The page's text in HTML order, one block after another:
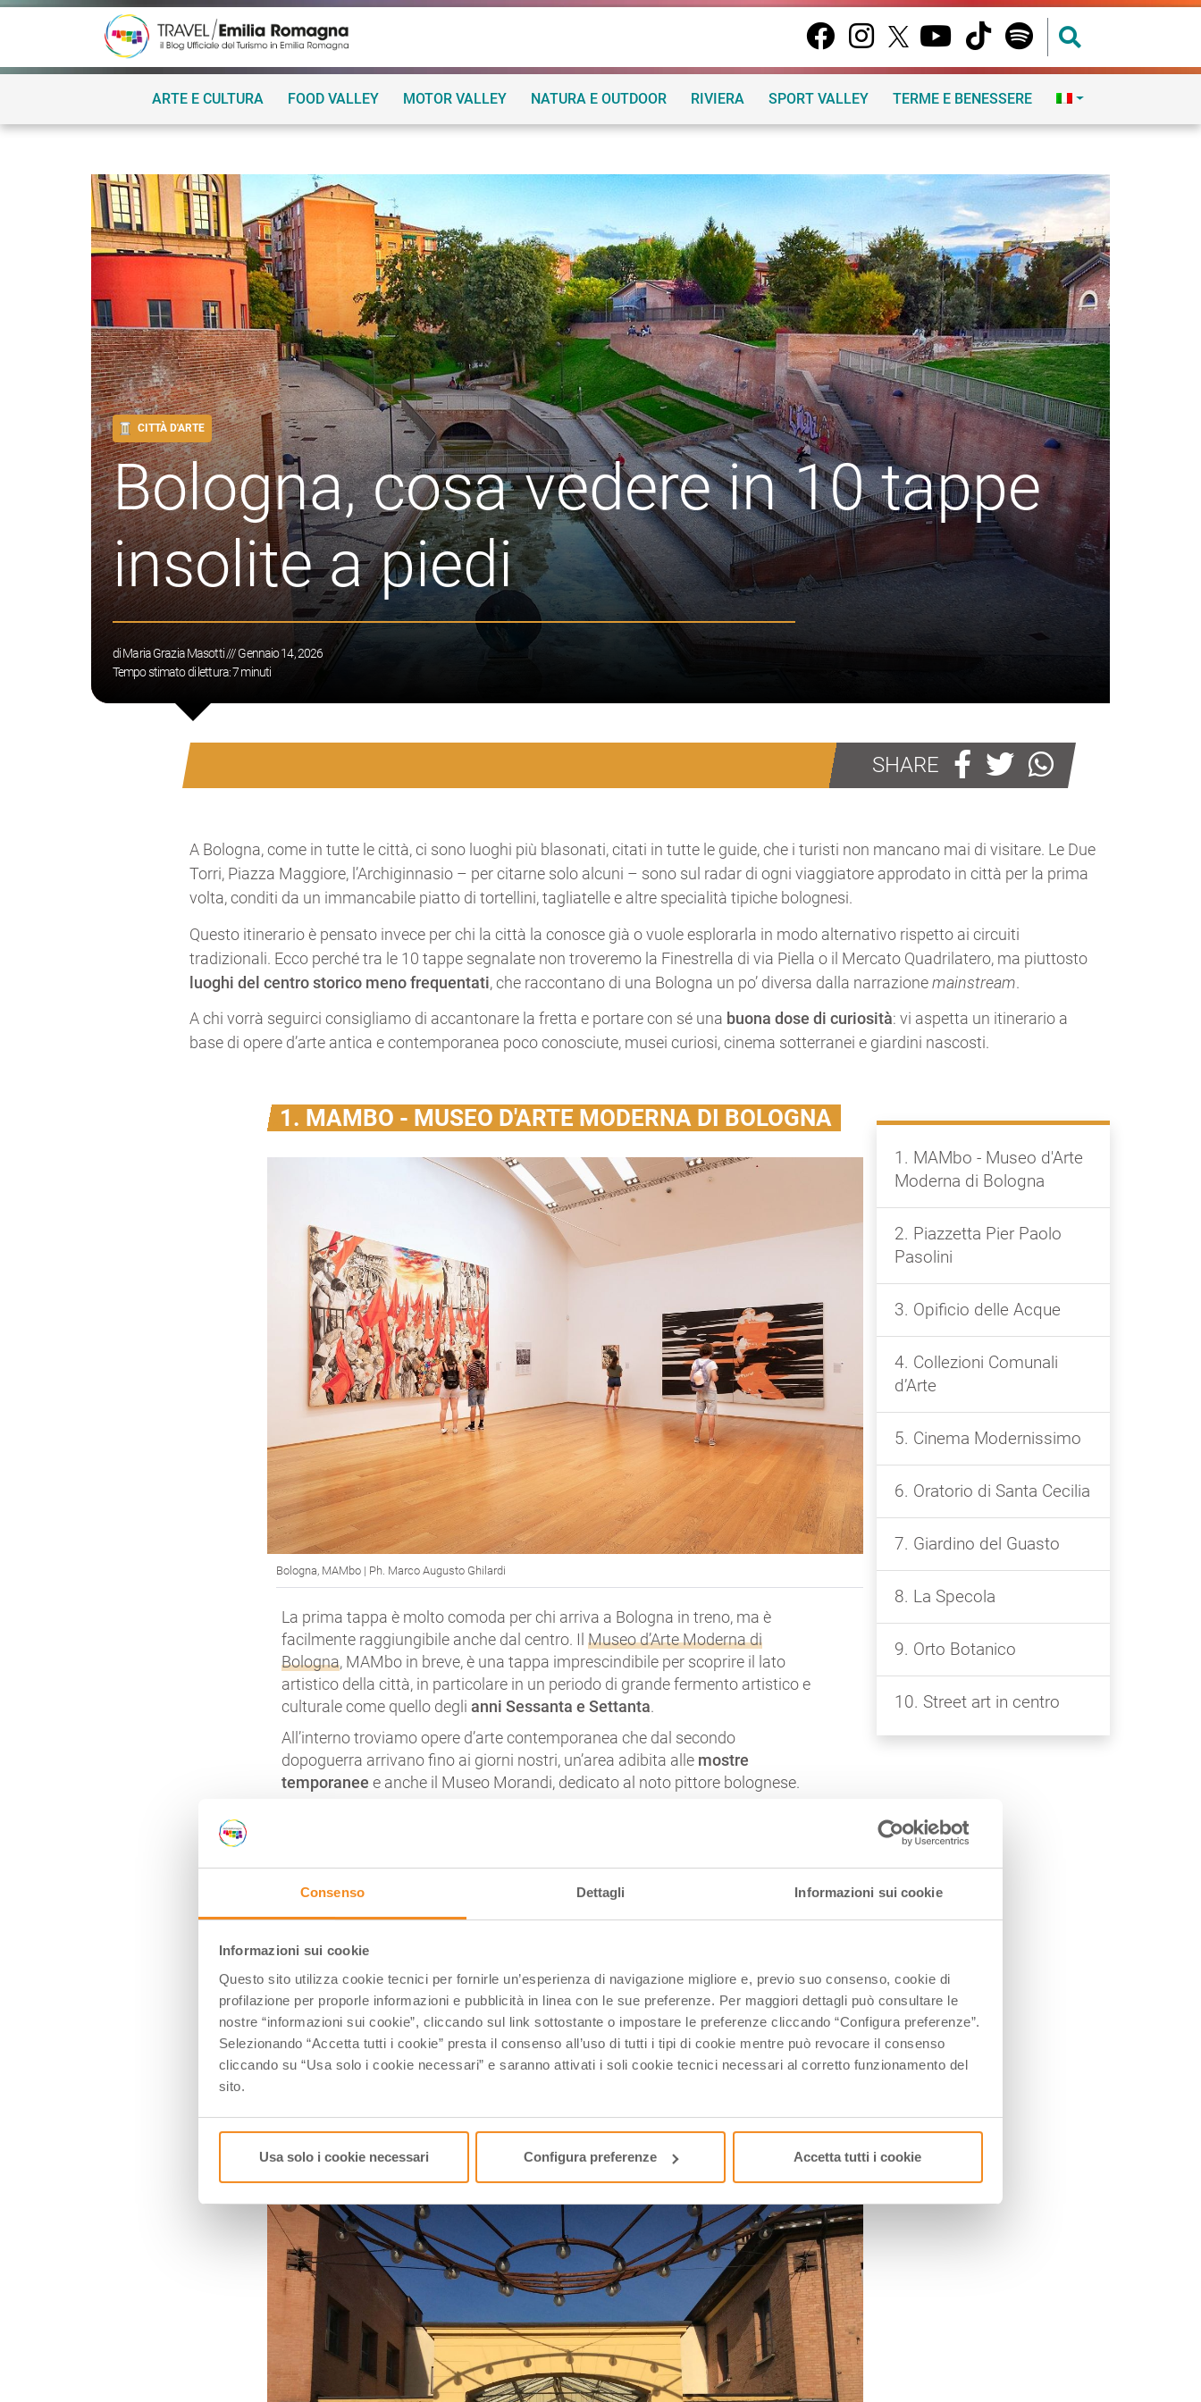
Consenso Dettagli Informazioni sui cookie
Informazioni sui cookie
Questo sito utilizza cookie tecnici per fornirle un’esperienza di navigazione migliore e, previo suo consenso, cookie di
profilazione per proporle informazioni e pubblicità in linea con le sue preferenze. Per maggiori dettagli può consultare le
nostre “informazioni sui cookie”, cliccando sul link sottostante o impostare le preferenze cliccando “Configura preferenze”.
Selezionando “Accetta tutti i cookie” presta il consenso all’uso di tutti i tipi di cookie mentre può revocare il consenso
cliccando su “Usa solo i cookie necessari” e saranno attivati i soli cookie tecnici necessari al corretto funzionamento del
sito.
Usa solo i cookie necessari Configura preferenze Accetta tutti i cookie
ARTE E CULTURA FOOD VALLEY MOTOR VALLEY NATURA E OUTDOOR RIVIERA SPORT VALLEY TERME E BENESSERE
CITTÀ D'ARTE
Bologna, cosa vedere in 10 tappe
insolite a piedi
diMaria Grazia Masotti/// Gennaio 14, 2026
Tempo stimato di lettura:7minuti
SHARE
A Bologna, come in tutte le città, ci sono luoghi più blasonati, citati in tutte le guide, che i turisti non mancano mai di visitare. Le Due
Torri, Piazza Maggiore, l’Archiginnasio – per citarne solo alcuni – sono sul radar di ogni viaggiatore approdato in città per la prima
volta, conditi da un immancabile piatto di tortellini, tagliatelle e altre specialità tipiche bolognesi.
Questo itinerario è pensato invece per chi la città la conosce già o vuole esplorarla in modo alternativo rispetto ai circuiti
tradizionali. Ecco perché tra le 10 tappe segnalate non troveremo la Finestrella di via Piella o il Mercato Quadrilatero, ma piuttosto
luoghi del centro storico meno frequentati, che raccontano di una Bologna un po’ diversa dalla narrazionemainstream.
A chi vorrà seguirci consigliamo di accantonare la fretta e portare con sé una buona dose di curiosità: vi aspetta un itinerario a
base di opere d’arte antica e contemporanea poco conosciute, musei curiosi, cinema sotterranei e giardini nascosti.
1. MAMBO - MUSEO D'ARTE MODERNA DI BOLOGNA
Bologna, MAMbo | Ph. Marco Augusto Ghilardi
La prima tappa è molto comoda per chi arriva a Bologna in treno, ma è
facilmente raggiungibile anche dal centro. IlMuseo d’Arte Moderna di
Bologna, MAMbo in breve, è una tappa imprescindibile per scoprire il lato
artistico della città, in particolare in un periodo di grande fermento artistico e
culturale come quello degli anni Sessanta e Settanta.
All’interno troviamo opere d’arte contemporanea che dal secondo
dopoguerra arrivano fino ai giorni nostri, un’area adibita alle mostre
temporanee e anche il Museo Morandi, dedicato al noto pittore bolognese.
“Imponderabilia”, avvenuta a Bologna nel 1977. Tra le opere più conosciute
ospitate al MAMbo, impossibile non citare “I Funerali di Togliatti” di Renato
Guttuso e “Non parto, non resto” di Alighiero Boetti.
Una volta lasciato il museo vi consigliamo una passeggiata nell’adiacente
Giardino del Cavaticcio, accessibile da via Azzo Gardino, nato sull’antico
porto fluviale di Bologna. Oltre ad ospitare festival ed eventi estivi, il giardino è
disseminato di sculture contemporanee realizzate da artisti come Paladino,
Pomodoro e Maraniello.
2. PIAZZETTA PIER PAOLO PASOLINI
1. MAMbo - Museo d'Arte
Moderna di Bologna
2. Piazzetta Pier Paolo
Pasolini
3. Opificio delle Acque
4. Collezioni Comunali
d’Arte
5. Cinema Modernissimo
6. Oratorio di Santa Cecilia
7. Giardino del Guasto
8. La Specola
9. Orto Botanico
10. Street art in centro